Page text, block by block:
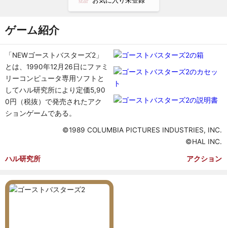
ゲーム紹介
「NEWゴーストバスターズ2」
とは、1990年12月26日にファミ
リーコンピュータ専用ソフトと
してハル研究所により定価5,90
0円（税抜）で発売されたアク
ションゲームである。
©1989 COLUMBIA PICTURES INDUSTRIES, INC.
©HAL INC.
ハル研究所 アクション